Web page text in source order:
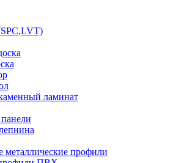
ламинат
металлические профили